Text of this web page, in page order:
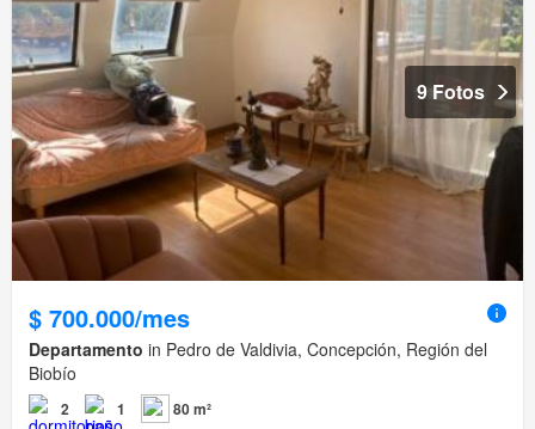
9 Fotos
$ 700.000/mes
Departamento in Pedro de Valdivia, Concepción, Región del
Biobío
2 1 80 m²